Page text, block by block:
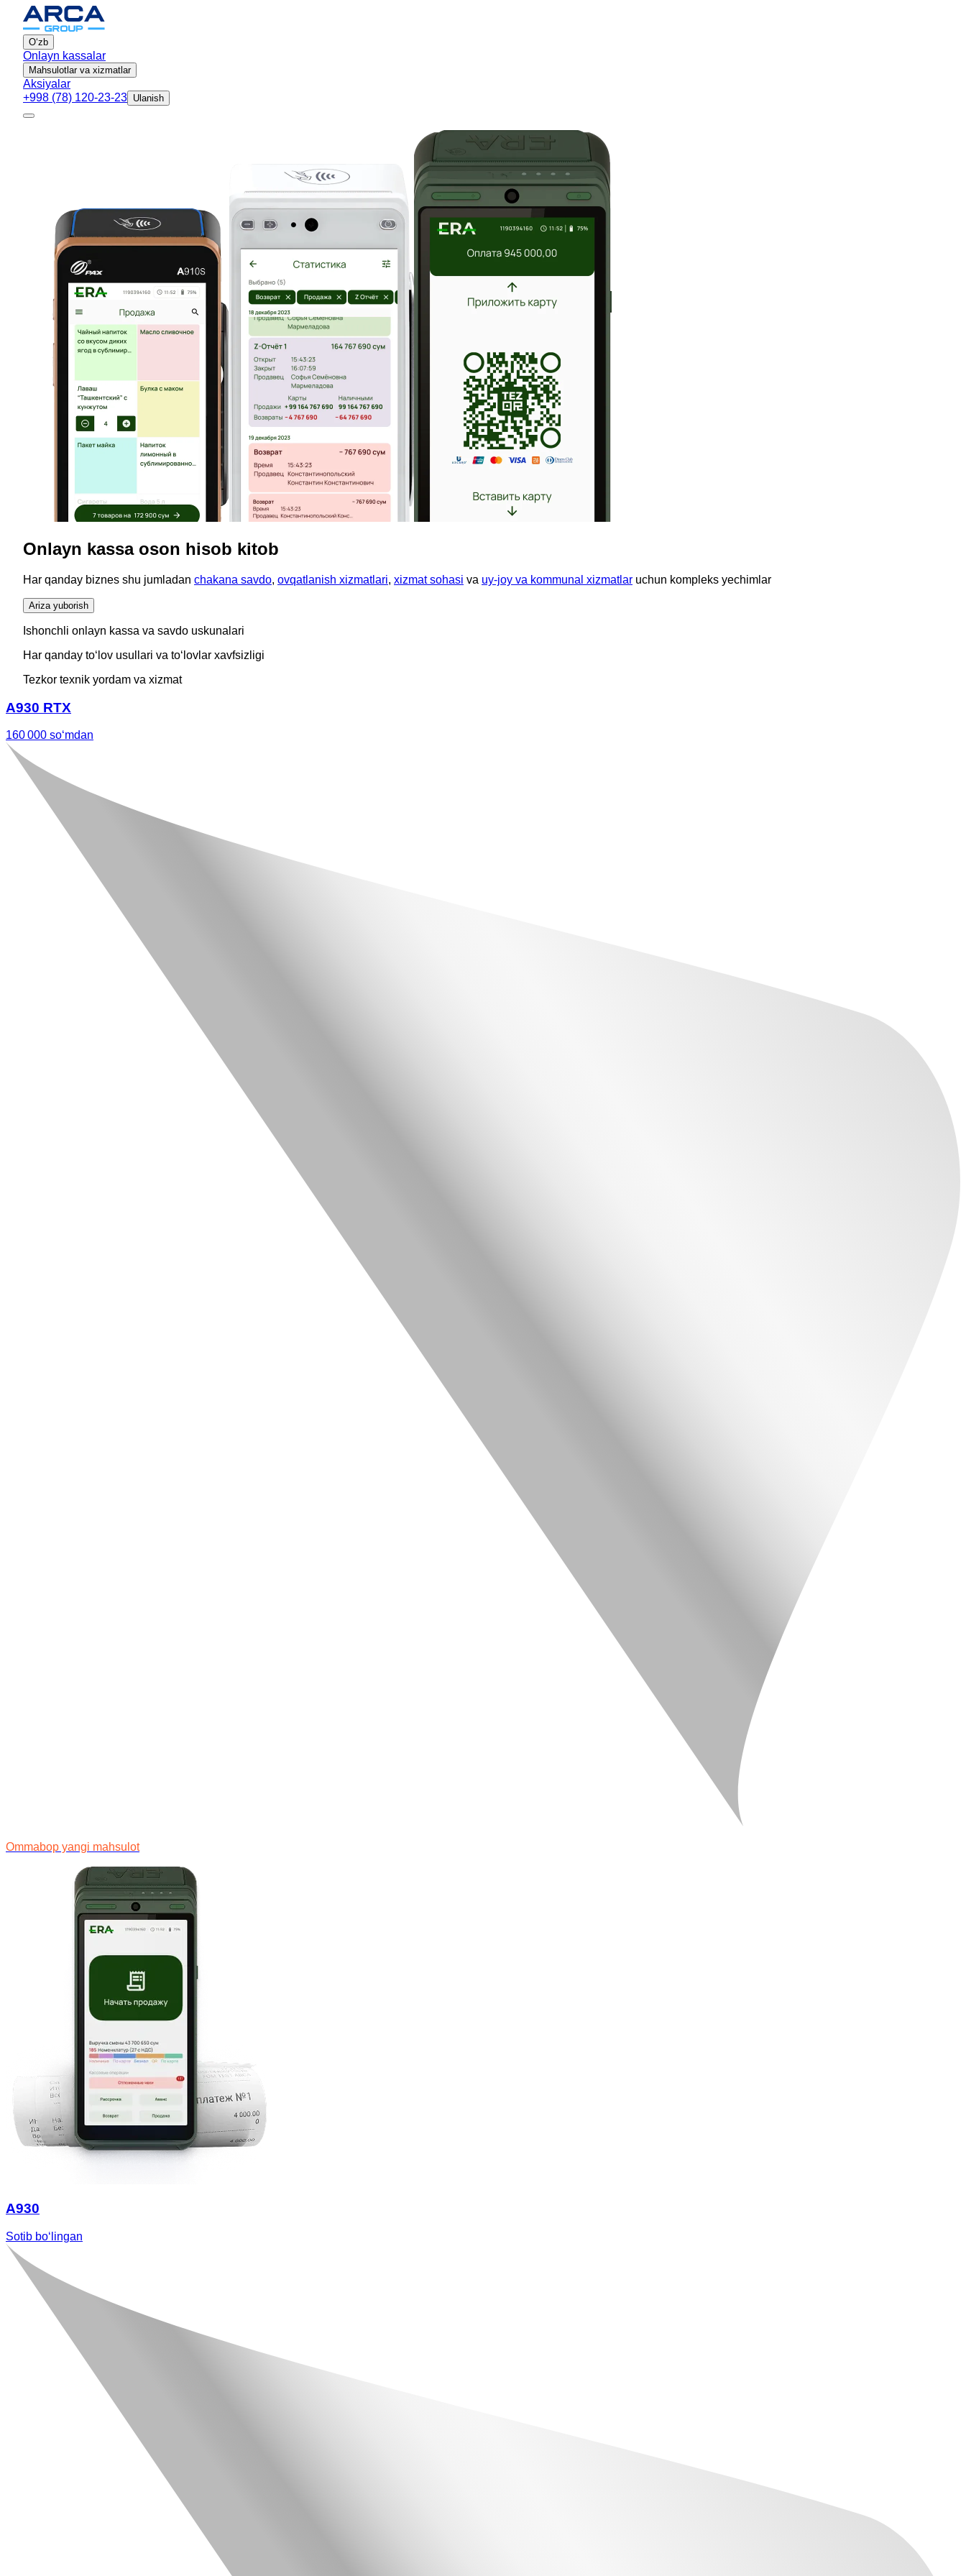
Oʻzb
Onlayn kassalar
Mahsulotlar va xizmatlar
Aksiyalar
+998 (78) 120-23-23 Ulanish
Onlayn kassa oson hisob kitob
Har qanday biznes shu jumladan chakana savdo, ovqatlanish xizmatlari, xizmat sohasi va uy-joy va kommunal xizmatlar uchun kompleks yechimlar
Ariza yuborish
Ishonchli onlayn kassa va savdo uskunalari
Har qanday toʻlov usullari va toʻlovlar xavfsizligi
Tezkor texnik yordam va xizmat
A930 RTX
160 000 soʻmdan
Ommabop yangi mahsulot
A930
Sotib boʻlingan